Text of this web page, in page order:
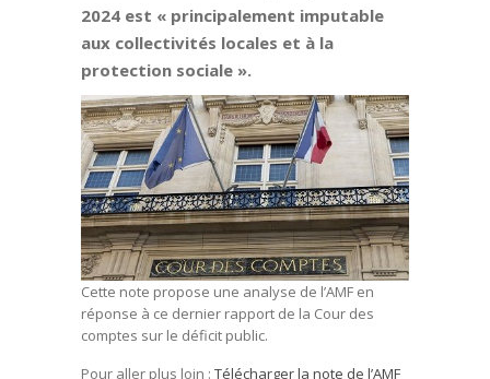
2024 est « principalement imputable
aux collectivités locales et à la
protection sociale ».
Cette note propose une analyse de l’AMF en
réponse à ce dernier rapport de la Cour des
comptes sur le déficit public.
Pour aller plus loin : Télécharger la note de l’AMF